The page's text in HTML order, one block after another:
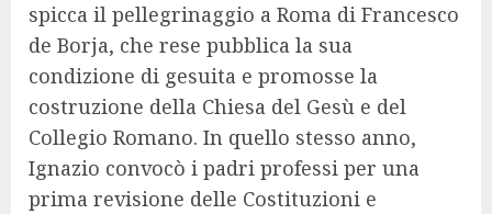
spicca il pellegrinaggio a Roma di Francesco
de Borja, che rese pubblica la sua
condizione di gesuita e promosse la
costruzione della Chiesa del Gesù e del
Collegio Romano. In quello stesso anno,
Ignazio convocò i padri professi per una
prima revisione delle Costituzioni e